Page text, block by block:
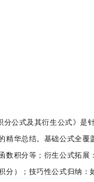
公式及其衍生公式》是
精华总结。基础公式全覆
数积分等； 衍生公式拓展
分）；技巧性公式归纳